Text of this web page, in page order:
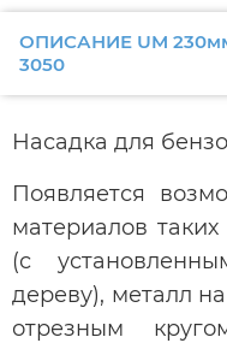
ОПИСАНИЕ UM
3050
Насадка для
Появляется
материалов
(с
дереву), металл
отрезным